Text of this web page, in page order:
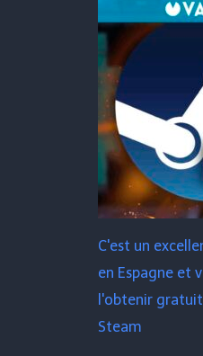
C'est un
en Espagne et
l'obtenir
Steam